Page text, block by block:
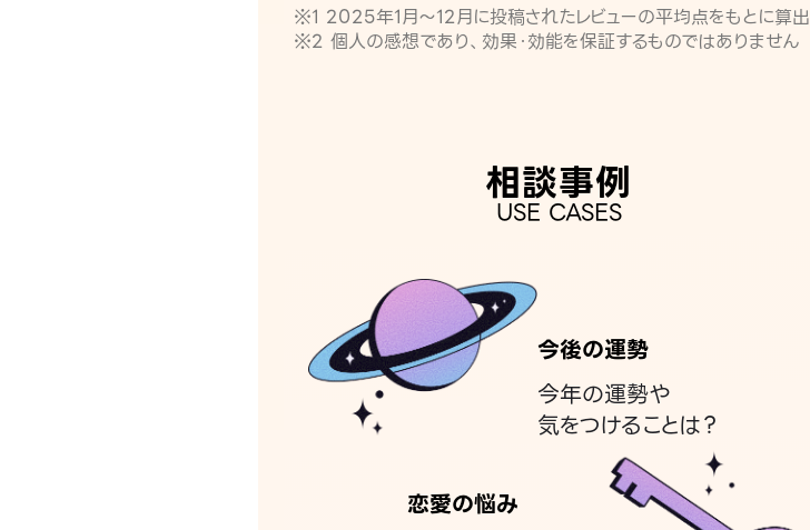
※1 2025年1月〜12月に投稿されたレビューの平均点をもとに算出
※2 個人の感想であり、効果・効能を保証するものではありません
相談事例
USE CASES
今後の運勢
今年の運勢や
気をつけることは？
恋愛の悩み